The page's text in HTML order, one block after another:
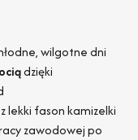
wilgotne dni
dzięki
lekki fason kamizelki
zawodowej po